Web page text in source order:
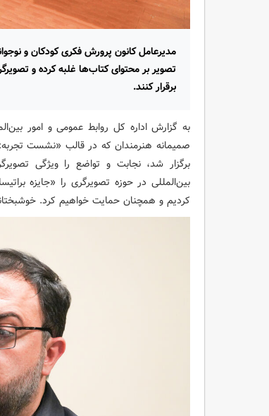
مدیرعامل کانون پرورش فکری کودکان و
تصویر بر محتوای کتاب‌ها غلبه کرده و
برقرار کنند.
صمیمانه هنرمندان که در قالب «نشست
برگزار شد، نجابت و تواضع را ویژگی
بین‌المللی در حوزه تصویرگری را «جایزه
کردیم و همچنان حمایت خواهیم کرد.